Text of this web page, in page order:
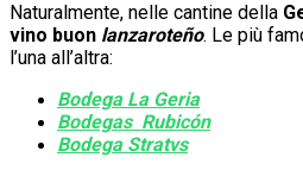
Naturalmente, nelle cantine della
vino buon lanzaroteño. Le più
l’una all’altra:
Bodega La Geria
Bodegas Rubicón
Bodega Stratvs